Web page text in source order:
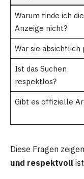
Warum finde ich die
Anzeige nicht?
War sie absichtlich
Ist das Suchen
respektlos?
Gibt es offizielle
Diese Fragen
und respektvoll